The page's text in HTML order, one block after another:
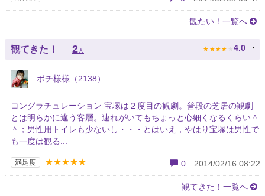
観たい！一覧へ
観てきた！ 2 人 ★ ★ ★ ★ ★ 4.0
ポチ様様（2138）
コングラチュレーション 宝塚は２度目の観劇。普段の芝居の観劇
とは明らかに違う客層。連れがいてもちょっと心細くなるくらい＾
＾；男性用トイレも少ないし・・・とはいえ，やはり宝塚は男性で
も一度は観る...
満足度 ★★★★★ 0 2014/02/16 08:22
観てきた！一覧へ